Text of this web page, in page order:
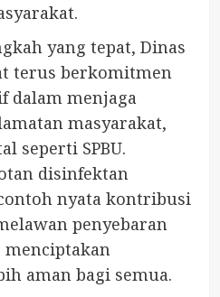
yang tepat, Dinas
terus berkomitmen
dalam menjaga
masyarakat,
seperti SPBU.
disinfektan
nyata kontribusi
penyebaran
aman bagi semua.